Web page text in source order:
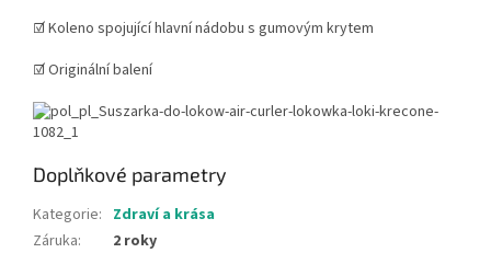
☑️ Koleno spojující hlavní nádobu s gumovým krytem
☑️ Originální balení
Doplňkové parametry
Kategorie: Zdraví a krása
Záruka:
2 roky